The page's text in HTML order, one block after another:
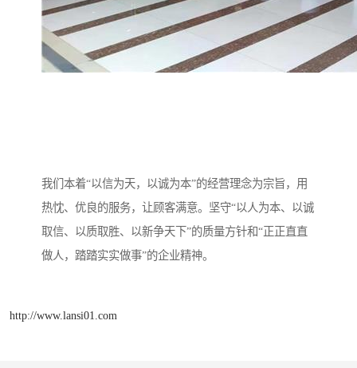
我们本着“以信为天，以诚为本”的经营理念为宗旨，用
热忱、优良的服务，让顾客满意。坚守“以人为本、以诚
取信、以质取胜、以新争天下”的质量方针和“正正直直
做人，踏踏实实做事”的企业精神。
http://www.lansi01.com